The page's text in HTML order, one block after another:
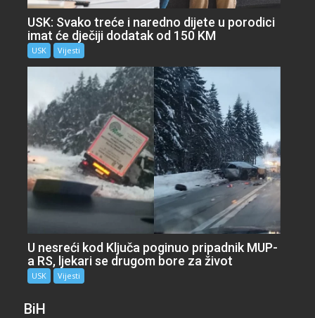
USK: Svako treće i naredno dijete u porodici
imat će dječiji dodatak od 150 KM
USK Vijesti
U nesreći kod Ključa poginuo pripadnik MUP-
a RS, ljekari se drugom bore za život
USK Vijesti
BiH